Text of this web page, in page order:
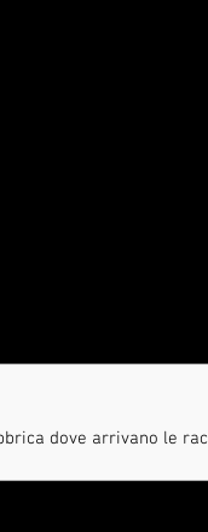
dove arrivano le